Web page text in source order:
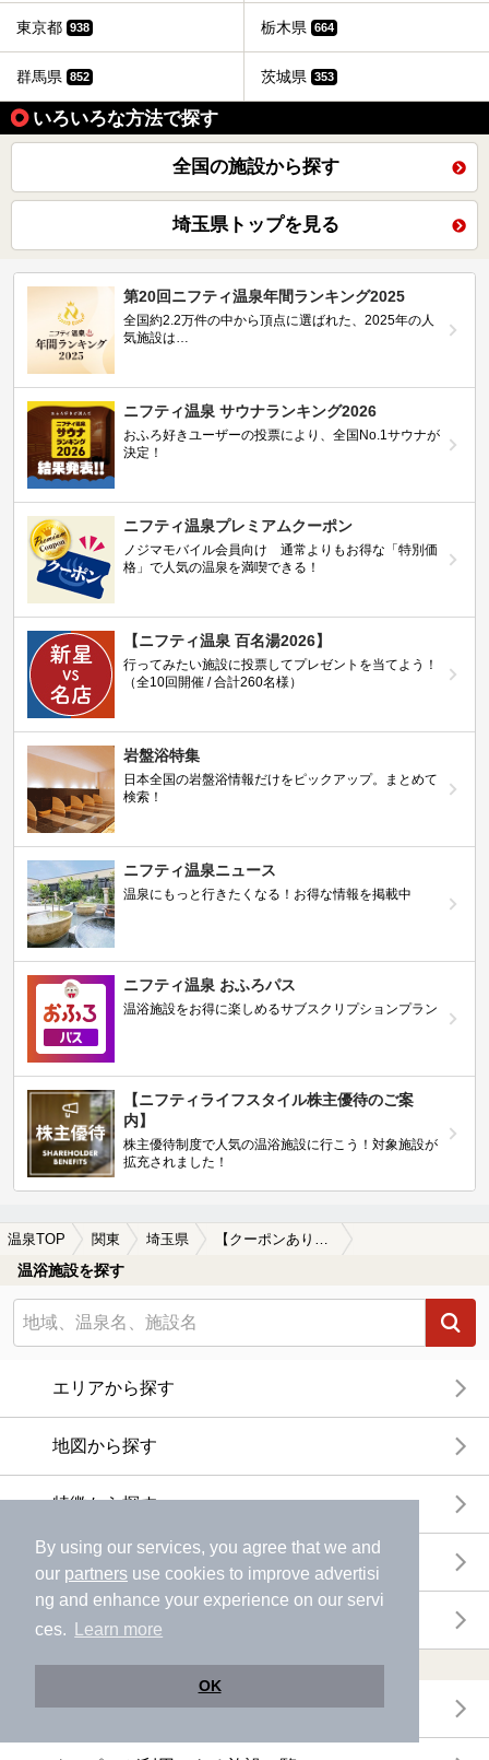
By using our services, you agree that we and
our partners use cookies to improve advertisi
ng and enhance your experience on our servi
ces.
Learn more
OK
東京都 938 栃木県 664
群馬県 852 茨城県 353
いろいろな方法で探す
全国の施設から探す
埼玉県トップを見る
第20回ニフティ温泉年間ランキング2025
全国約2.2万件の中から頂点に選ばれた、2025年の人
気施設は…
ニフティ温泉 サウナランキング2026
おふろ好きユーザーの投票により、全国No.1サウナが
決定！
ニフティ温泉プレミアムクーポン
ノジマモバイル会員向け 通常よりもお得な「特別価
格」で人気の温泉を満喫できる！
【ニフティ温泉 百名湯2026】
行ってみたい施設に投票してプレゼントを当てよう！
（全10回開催 / 合計260名様）
岩盤浴特集
日本全国の岩盤浴情報だけをピックアップ。まとめて
検索！
ニフティ温泉ニュース
温泉にもっと行きたくなる！お得な情報を掲載中
ニフティ温泉 おふろパス
温浴施設をお得に楽しめるサブスクリプションプラン
【ニフティライフスタイル株主優待のご案
内】
株主優待制度で人気の温浴施設に行こう！対象施設が
拡充されました！
温泉TOP 関東 埼玉県 【クーポンあり】熊谷・深谷周辺の日帰り温泉、スーパー銭湯おすすめ
温浴施設を探す
エリアから探す
地図から探す
特徴から探す
温泉地から探す
関連キーワードから探す
おトクに利用する
電子チケットが利用できる施設一覧